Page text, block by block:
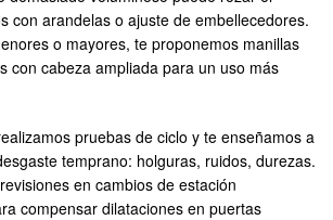
con arandelas o ajuste de embellecedores.
o mayores, te proponemos manillas
con cabeza ampliada para un uso más
pruebas de ciclo y te enseñamos a
temprano: holguras, ruidos, durezas.
en cambios de estación
compensar dilataciones en puertas